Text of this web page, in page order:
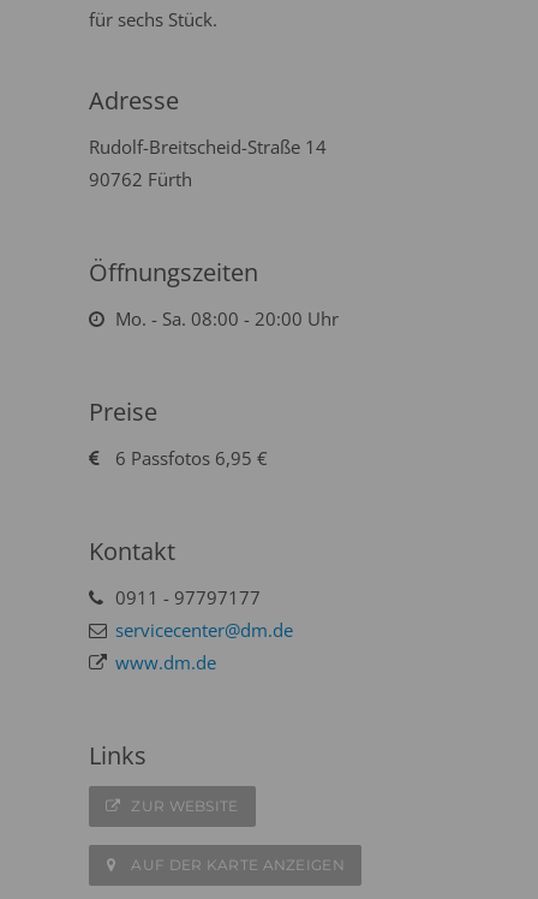
für sechs Stück.
Adresse
Rudolf-Breitscheid-Straße 14
90762 Fürth
Öffnungszeiten
Mo. - Sa. 08:00 - 20:00 Uhr
Preise
6 Passfotos 6,95 €
Kontakt
0911 - 97797177
servicecenter@dm.de
www.dm.de
Links
ZUR WEBSITE
AUF DER KARTE ANZEIGEN